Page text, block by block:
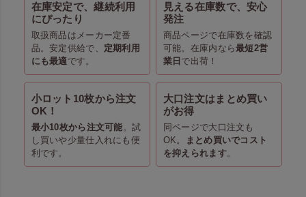
在庫安定で、継続利用
にぴったり
取扱商品はメーカー定番
品。安定供給で、 定期利用
にも最適 です。
見える在庫数で、安心
発注
商品ページで在庫数を確認
可能。在庫内なら最短2営
業日 で出荷！
小ロット10枚から注文
OK！
最小10枚から注文可能 。試
し買いや少量仕入れにも便
利です。
大口注文はまとめ買い
がお得
同ページで大口注文も
OK。
まとめ買いでコスト
を抑えられます。